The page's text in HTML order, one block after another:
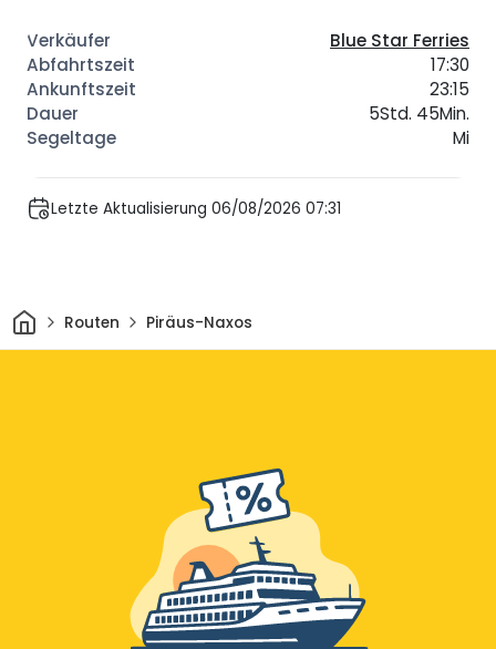
Blue Star Ferries
17:30
23:15
5Std. 45Min.
Mi
Letzte Aktualisierung 06/08/2026 07:31
HeimRouten Piräus-Naxos